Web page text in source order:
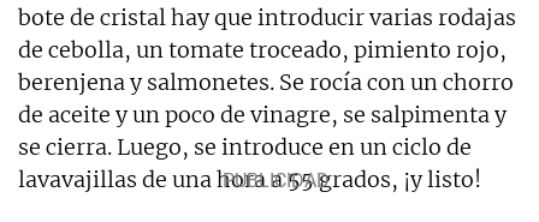
bote de cristal hay que introducir varias rodajas
de cebolla, un tomate troceado, pimiento rojo,
berenjena y salmonetes. Se rocía con un chorro
de aceite y un poco de vinagre, se salpimenta y
se cierra. Luego, se introduce en un ciclo de
lavavajillas de una hora a 55 grados, ¡y listo!